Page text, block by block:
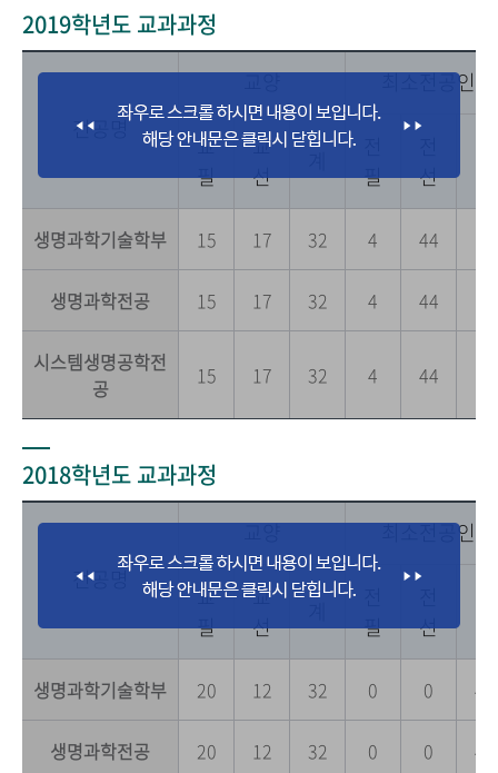
2019학년도 교과과정
전공명
교양 최소전공인
교
필
교
선
필
선
생명과학기술학부 15 17 32 4 44
생명과학전공 15 17 32 4 44
시스템생명공학전
공
15 17 32 4 44
2018학년도 교과과정
전공명
교양 최소전공인
교
필
교
선
필
선
생명과학기술학부 20 12 32 0 0 42
생명과학전공 20 12 32 0 0 42